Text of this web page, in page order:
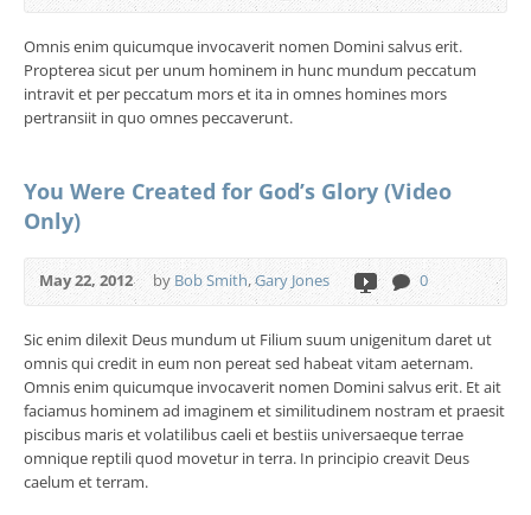
Omnis enim quicumque invocaverit nomen Domini salvus erit.
Propterea sicut per unum hominem in hunc mundum peccatum
intravit et per peccatum mors et ita in omnes homines mors
pertransiit in quo omnes peccaverunt.
You Were Created for God’s Glory (Video
Only)
May 22, 2012 byBob Smith,Gary Jones 0
Sic enim dilexit Deus mundum ut Filium suum unigenitum daret ut
omnis qui credit in eum non pereat sed habeat vitam aeternam.
Omnis enim quicumque invocaverit nomen Domini salvus erit. Et ait
faciamus hominem ad imaginem et similitudinem nostram et praesit
piscibus maris et volatilibus caeli et bestiis universaeque terrae
omnique reptili quod movetur in terra. In principio creavit Deus
caelum et terram.